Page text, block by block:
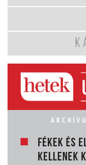
FÉKEK ÉS
KELLENEK